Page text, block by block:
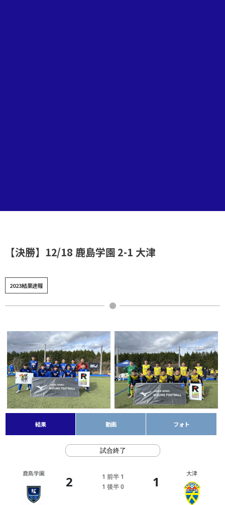
【決勝】12/18 鹿島学園 2-1 大津
2023結果速報
結果 動画 フォト